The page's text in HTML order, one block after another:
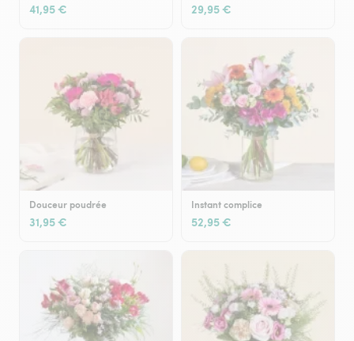
41,95 € 29,95 €
Douceur poudrée
31,95 €
Instant complice
52,95 €